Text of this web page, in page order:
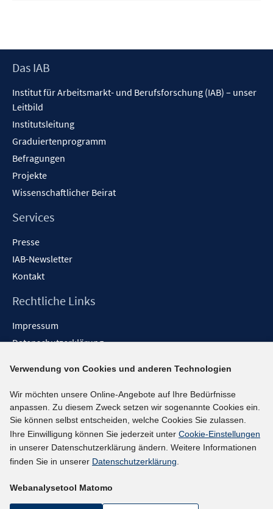
Footer
Das IAB
Institut für Arbeitsmarkt- und Berufsforschung (IAB) – unser
Leitbild
Institutsleitung
Graduiertenprogramm
Befragungen
Projekte
Wissenschaftlicher Beirat
Services
Presse
IAB-Newsletter
Kontakt
Rechtliche Links
Impressum
Datenschutzerklärung
Barrieren melden
Social-Media-Kanäle
BlueSky
YouTube
LinkedIn
kununu
Verwendung von Cookies und anderen Technologien
Wir möchten unsere Online-Angebote auf Ihre Bedürfnisse
anpassen. Zu diesem Zweck setzen wir sogenannte Cookies ein.
Sie können selbst entscheiden, welche Cookies Sie zulassen.
Ihre Einwilligung können Sie jederzeit unter Cookie-Einstellungen
in unserer Datenschutzerklärung ändern. Weitere Informationen
finden Sie in unserer Datenschutzerklärung.
Webanalysetool Matomo